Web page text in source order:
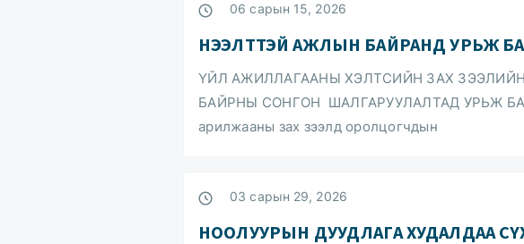
06 сарын 15, 2026
НЭЭЛТТЭЙ АЖЛЫН БАЙРАНД УРЬЖ
ҮЙЛ АЖИЛЛАГААНЫ ХЭЛТСИЙН ЗАХ
БАЙРНЫ СОНГОН ШАЛГАРУУЛАЛТАД УРЬЖ
арилжааны зах зээлд оролцогчдын
03 сарын 29, 2026
НООЛУУРЫН ДУУДЛАГА ХУДАЛДАА